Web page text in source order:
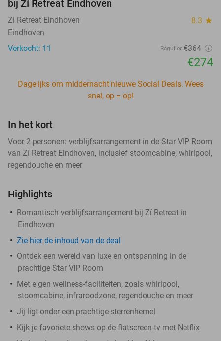
bij Zí Retreat Eindhoven
Zí Retreat Eindhoven 8.3 star
Eindhoven
Verkocht: 11
Regulier €364
€274
Dagelijks om middernacht nieuwe Social Deals. Wees
snel, op = op!
In het kort
Voor 2 personen: verblijfsarrangement in de Star VIP Room
van Zí Retreat Eindhoven, inclusief stoomcabine, whirlpool,
regendouche en meer
Highlights
Romantisch verblijfsarrangement bij Zí Retreat in
Eindhoven
Zie hier de inhoud van de deal
Ontdek een wereld van luxe en ontspanning in de
prachtige Star VIP Room
Met eigen wellness-faciliteiten, zoals whirlpool,
stoomcabine, infraroodzone, regendouche en meer
Jij ligt onder een prachtige sterrenhemel
Kijk je favoriete shows op de flatscreen-tv met Netflix